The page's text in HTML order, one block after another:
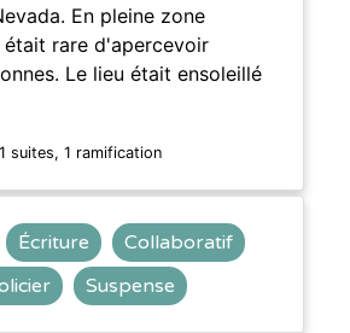
En pleine zone
rare d'apercevoir
Le lieu était ensoleillé
1 suites, 1 ramification
Écriture
Collaboratif
Suspense